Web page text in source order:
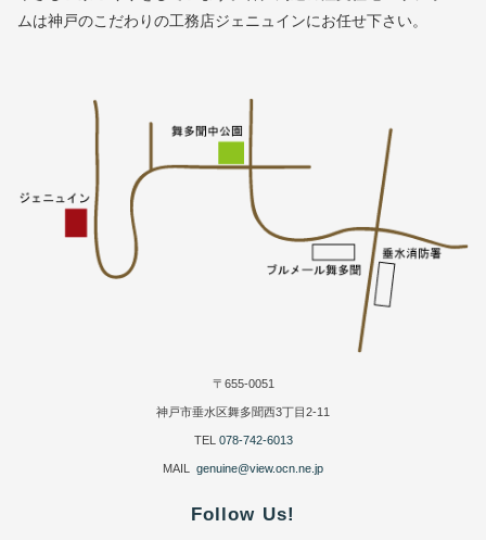
ムは神戸のこだわりの工務店ジェニュインにお任せ下さい。
〒655-0051
神戸市垂水区舞多聞西3丁目2-11
TEL 078-742-6013
MAIL genuine@view.ocn.ne.jp
Follow Us!